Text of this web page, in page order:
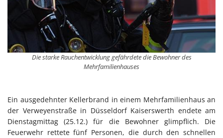
Die starke Rauchentwicklung gefährdete die Bewohner des
Mehrfamilienhauses
Ein ausgedehnter Kellerbrand in einem Mehrfamilienhaus an
der Verweyenstraße in Düsseldorf Kaiserswerth endete am
Dienstagmittag (25.12.) für die Bewohner glimpflich. Die
Feuerwehr rettete fünf Personen, die durch den schnellen